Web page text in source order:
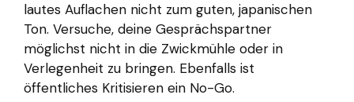
lautes Auflachen nicht zum guten, japanischen
Ton. Versuche, deine Gesprächspartner
möglichst nicht in die Zwickmühle oder in
Verlegenheit zu bringen. Ebenfalls ist
öffentliches Kritisieren ein No-Go.